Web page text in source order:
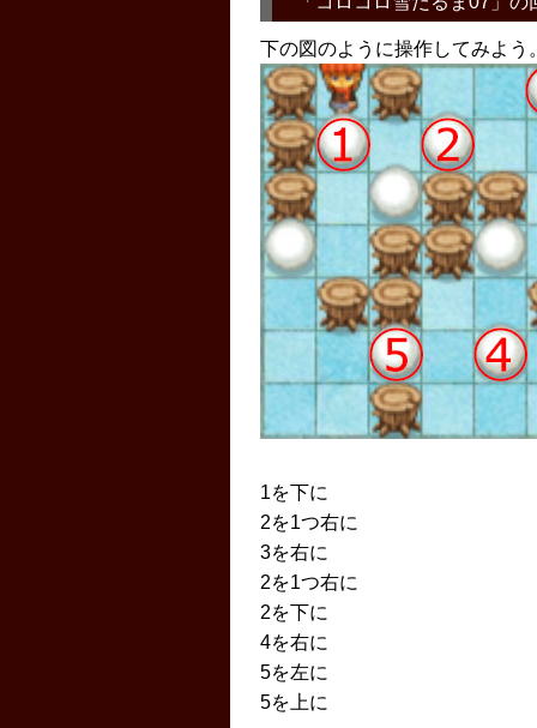
下の図のように操作してみよう
1を下に
2を1つ右に
3を右に
2を1つ右に
2を下に
4を右に
5を左に
5を上に